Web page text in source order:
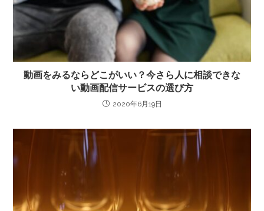
動画をみるならどこがいい？今さら人に相談できな
い動画配信サービスの選び方
2020年6月19日